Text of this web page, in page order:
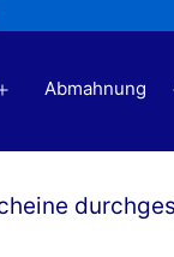
Menü
Abmahnung